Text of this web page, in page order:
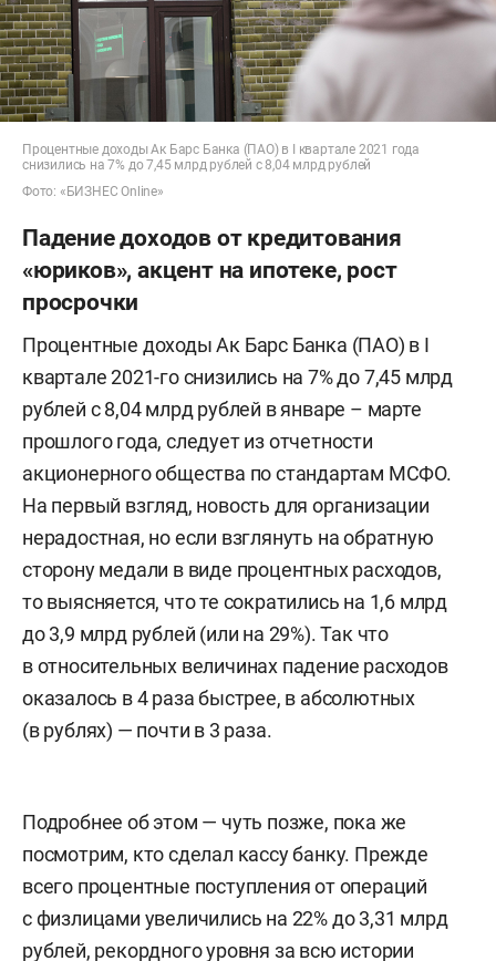
Процентные доходы Ак Барс Банка (ПАО) в I квартале 2021 года
снизились на 7% до 7,45 млрд рублей с 8,04 млрд рублей
Фото: «БИЗНЕС Online»
Падение доходов от кредитования
«юриков», акцент на ипотеке, рост
просрочки
Процентные доходы Ак Барс Банка (ПАО) в I
квартале 2021-го снизились на 7% до 7,45 млрд
рублей с 8,04 млрд рублей в январе – марте
прошлого года, следует из отчетности
акционерного общества по стандартам МСФО.
На первый взгляд, новость для организации
нерадостная, но если взглянуть на обратную
сторону медали в виде процентных расходов,
то выясняется, что те сократились на 1,6 млрд
до 3,9 млрд рублей (или на 29%). Так что
в относительных величинах падение расходов
оказалось в 4 раза быстрее, в абсолютных
(в рублях) — почти в 3 раза.
Подробнее об этом — чуть позже, пока же
посмотрим, кто сделал кассу банку. Прежде
всего процентные поступления от операций
с физлицами увеличились на 22% до 3,31 млрд
рублей, рекордного уровня за всю истории